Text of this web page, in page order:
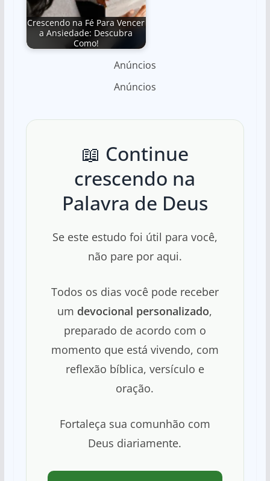
Crescendo na Fé Para Vencer
a Ansiedade: Descubra
Como!
Anúncios
Anúncios
📖 Continue
crescendo na
Palavra de Deus
Se este estudo foi útil para você,
não pare por aqui.
Todos os dias você pode receber
um devocional personalizado,
preparado de acordo com o
momento que está vivendo, com
reflexão bíblica, versículo e
oração.
Fortaleça sua comunhão com
Deus diariamente.